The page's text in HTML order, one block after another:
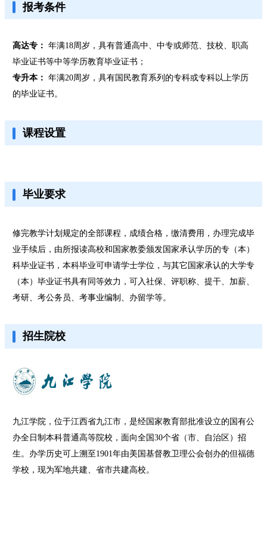
报考条件
高达专： 年满18周岁，具有普通高中、中专或师范、技校、职高
毕业证书等中等学历教育毕业证书；
专升本： 年满20周岁，具有国民教育系列的专科或专科以上学历
的毕业证书。
课程设置
毕业要求
修完教学计划规定的全部课程，成绩合格，缴清费用，办理完成毕
业手续后，由所报读高校和国家教委颁发国家承认学历的专（本）
科毕业证书，本科毕业可申请学士学位，与其它国家承认的大学专
（本）毕业证书具有同等效力，可入社保、评职称、提干、加薪、
考研、考公务员、考事业编制、办留学等。
招生院校
九江学院，位于江西省九江市，是经国家教育部批准设立的国有公
办全日制本科普通高等院校，面向全国30个省（市、自治区）招
生。办学历史可上溯至1901年由美国基督教卫理公会创办的但福德
学校，现为军地共建、省市共建高校。